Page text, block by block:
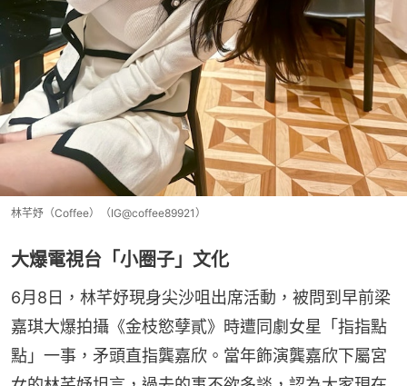
林芊妤（Coffee）（IG@coffee89921）
大爆電視台「小圈子」文化
6月8日，林芊妤現身尖沙咀出席活動，被問到早前梁
嘉琪大爆拍攝《金枝慾孽貳》時遭同劇女星「指指點
點」一事，矛頭直指龔嘉欣。當年飾演龔嘉欣下屬宮